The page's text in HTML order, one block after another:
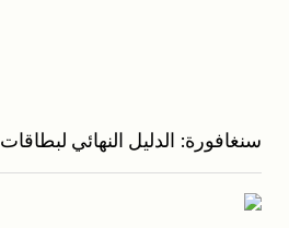
سنغافورة: الدليل النهائي لبطاقات SIM للمسافرين